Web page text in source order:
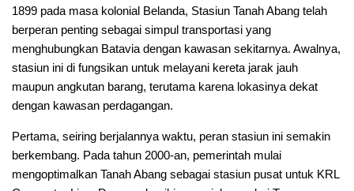
1899 pada masa kolonial Belanda, Stasiun Tanah Abang telah
berperan penting sebagai simpul transportasi yang
menghubungkan Batavia dengan kawasan sekitarnya. Awalnya,
stasiun ini di fungsikan untuk melayani kereta jarak jauh
maupun angkutan barang, terutama karena lokasinya dekat
dengan kawasan perdagangan.
Pertama, seiring berjalannya waktu, peran stasiun ini semakin
berkembang. Pada tahun 2000-an, pemerintah mulai
mengoptimalkan Tanah Abang sebagai stasiun pusat untuk KRL